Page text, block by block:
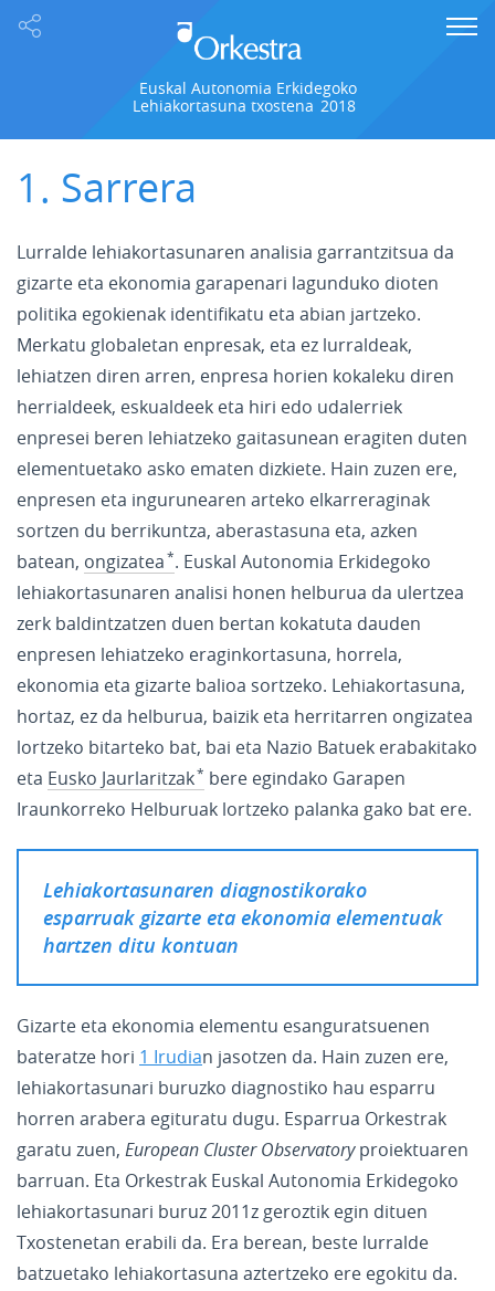
Euskal Autonomia Erkidegoko
Lehiakortasuna txostena 2018
1. Sarrera
Lurralde lehiakortasunaren analisia garrantzitsua da
gizarte eta ekonomia garapenari lagunduko dioten
politika egokienak identifikatu eta abian jartzeko.
Merkatu globaletan enpresak, eta ez lurraldeak,
lehiatzen diren arren, enpresa horien kokaleku diren
herrialdeek, eskualdeek eta hiri edo udalerriek
enpresei beren lehiatzeko gaitasunean eragiten duten
elementuetako asko ematen dizkiete. Hain zuzen ere,
enpresen eta ingurunearen arteko elkarreraginak
sortzen du berrikuntza, aberastasuna eta, azken
batean, ongizatea . Euskal Autonomia Erkidegoko
lehiakortasunaren analisi honen helburua da ulertzea
zerk baldintzatzen duen bertan kokatuta dauden
enpresen lehiatzeko eraginkortasuna, horrela,
ekonomia eta gizarte balioa sortzeko. Lehiakortasuna,
hortaz, ez da helburua, baizik eta herritarren ongizatea
lortzeko bitarteko bat, bai eta Nazio Batuek erabakitako
eta Eusko Jaurlaritzak
bere egindako Garapen
Iraunkorreko Helburuak lortzeko palanka gako bat ere.
Lehiakortasunaren diagnostikorako
esparruak gizarte eta ekonomia elementuak
hartzen ditu kontuan
Gizarte eta ekonomia elementu esanguratsuenen
bateratze hori 1 Irudian jasotzen da. Hain zuzen ere,
lehiakortasunari buruzko diagnostiko hau esparru
horren arabera egituratu dugu. Esparrua Orkestrak
garatu zuen, European Cluster Observatoryproiektuaren
barruan. Eta Orkestrak Euskal Autonomia Erkidegoko
lehiakortasunari buruz 2011z geroztik egin dituen
Txostenetan erabili da. Era berean, beste lurralde
batzuetako lehiakortasuna aztertzeko ere egokitu da.